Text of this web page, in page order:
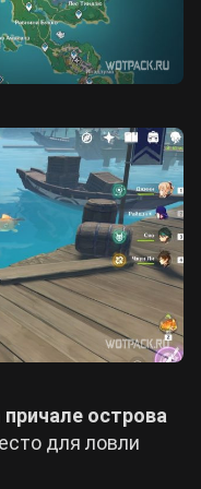
причале острова
для ловли